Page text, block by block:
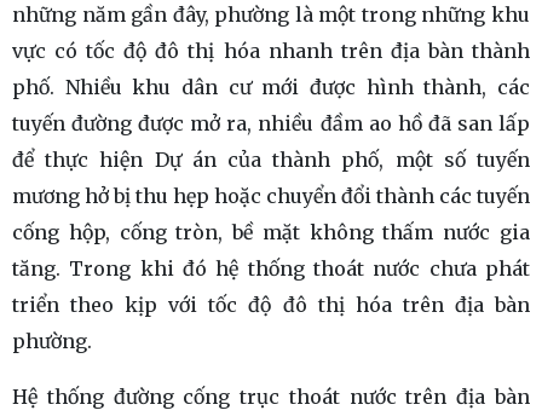
những năm gần đây, phường là một trong những khu
vực có tốc độ đô thị hóa nhanh trên địa bàn thành
phố. Nhiều khu dân cư mới được hình thành, các
tuyến đường được mở ra, nhiều đầm ao hồ đã san lấp
để thực hiện Dự án của thành phố, một số tuyến
mương hở bị thu hẹp hoặc chuyển đổi thành các tuyến
cống hộp, cống tròn, bề mặt không thấm nước gia
tăng. Trong khi đó hệ thống thoát nước chưa phát
triển theo kịp với tốc độ đô thị hóa trên địa bàn
phường.
Hệ thống đường cống trục thoát nước trên địa bàn